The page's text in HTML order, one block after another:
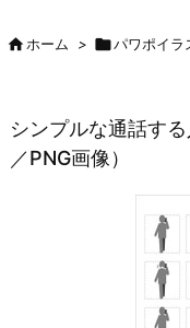
ホーム > パワポイラ
シンプルな通話す
／PNG画像）